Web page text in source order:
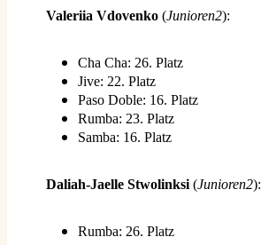
Valeriia Vdovenko (Junioren2):
Cha Cha: 26. Platz
Jive: 22. Platz
Paso Doble: 16. Platz
Rumba: 23. Platz
Samba: 16. Platz
Daliah-Jaelle Stwolinksi (Junioren2):
Rumba: 26. Platz